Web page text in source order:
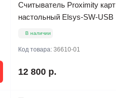
Считыватель Proximity карт
настольный Elsys-SW-USB
В наличии
Код товара:36610-01
12 800 р.